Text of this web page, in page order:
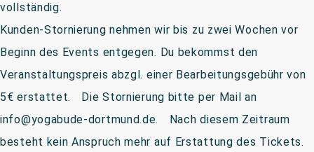
vollständig.
Kunden-Stornierung nehmen wir bis zu zwei Wochen vor
Beginn des Events entgegen. Du bekommst den
Veranstaltungspreis abzgl. einer Bearbeitungsgebühr von
5€ erstattet. Die Stornierung bitte per Mail an
info@yogabude-dortmund.de. Nach diesem Zeitraum
besteht kein Anspruch mehr auf Erstattung des Tickets.